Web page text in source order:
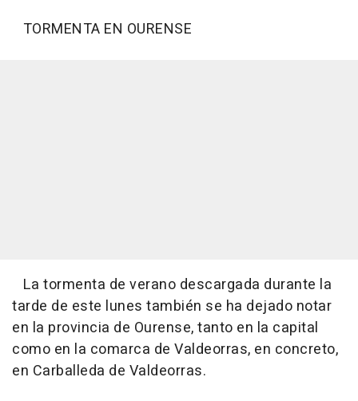
TORMENTA EN OURENSE
La tormenta de verano descargada durante la
tarde de este lunes también se ha dejado notar
en la provincia de Ourense, tanto en la capital
como en la comarca de Valdeorras, en concreto,
en Carballeda de Valdeorras.